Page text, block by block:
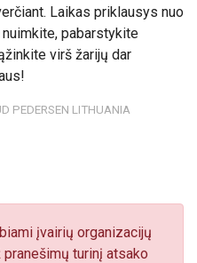
Laikas priklausys nuo
pabarstykite
virš žarijų dar
PEDERSEN LITHUANIA
įvairių organizacijų
turinį atsako